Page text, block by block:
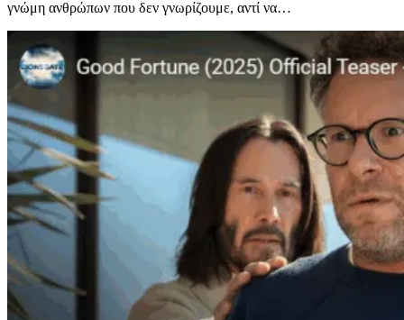
γνώμη ανθρώπων που δεν γνωρίζουμε, αντί να…